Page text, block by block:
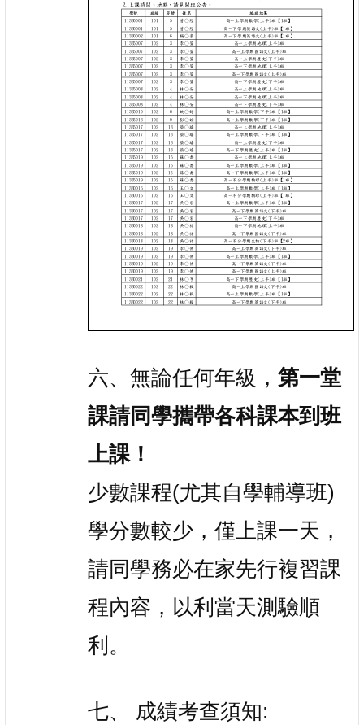
六、無論任何年級，第一堂
課請同學攜帶各科課本到班
上課！
少數課程(尤其自學輔導班)
學分數較少，僅上課一天，
請同學務必在家先行複習課
程內容，以利當天測驗順
利。
七、 成績考查須知: